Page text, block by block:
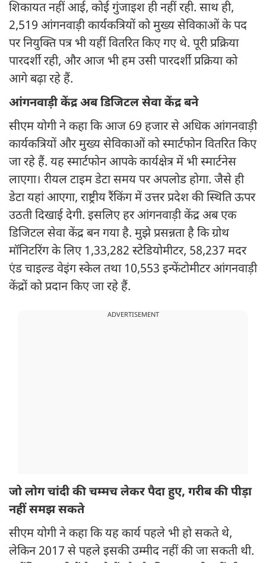
शिकायत नहीं आई, कोई गुंजाइश ही नहीं रही. साथ ही,
2,519 आंगनवाड़ी कार्यकत्रियों को मुख्य सेविकाओं के पद
पर नियुक्ति पत्र भी यहीं वितरित किए गए थे. पूरी प्रक्रिया
पारदर्शी रही, और आज भी हम उसी पारदर्शी प्रक्रिया को
आगे बढ़ा रहे हैं.
आंगनवाड़ी केंद्र अब डिजिटल सेवा केंद्र बने
सीएम योगी ने कहा कि आज 69 हजार से अधिक आंगनवाड़ी
कार्यकत्रियों और मुख्य सेविकाओं को स्मार्टफोन वितरित किए
जा रहे हैं. यह स्मार्टफोन आपके कार्यक्षेत्र में भी स्मार्टनेस
लाएगा। रीयल टाइम डेटा समय पर अपलोड होगा. जैसे ही
डेटा यहां आएगा, राष्ट्रीय रैंकिंग में उत्तर प्रदेश की स्थिति ऊपर
उठती दिखाई देगी. इसलिए हर आंगनवाड़ी केंद्र अब एक
डिजिटल सेवा केंद्र बन गया है. मुझे प्रसन्नता है कि ग्रोथ
मॉनिटरिंग के लिए 1,33,282 स्टेडियोमीटर, 58,237 मदर
एंड चाइल्ड वेइंग स्केल तथा 10,553 इन्फेंटोमीटर आंगनवाड़ी
केंद्रों को प्रदान किए जा रहे हैं.
ADVERTISEMENT
जो लोग चांदी की चम्मच लेकर पैदा हुए, गरीब की पीड़ा
नहीं समझ सकते
सीएम योगी ने कहा कि यह कार्य पहले भी हो सकते थे,
लेकिन 2017 से पहले इसकी उम्मीद नहीं की जा सकती थी.